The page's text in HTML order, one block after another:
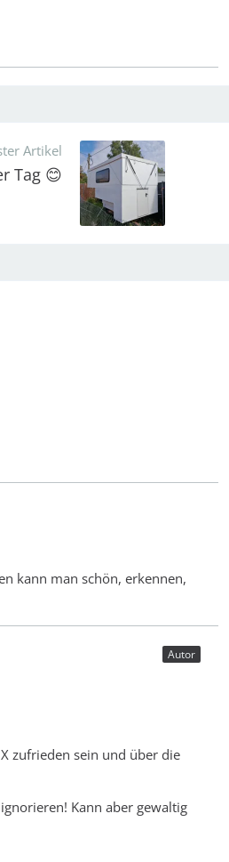
Artikel
Tag 😊
kann man schön, erkennen,
Autor
zufrieden sein und über die
Kann aber gewaltig